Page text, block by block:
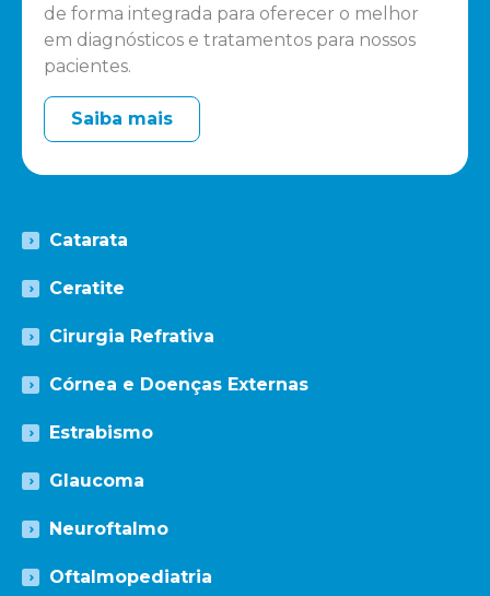
de forma integrada para oferecer o melhor
em diagnósticos e tratamentos para nossos
pacientes.
Saiba mais
Catarata
Ceratite
Cirurgia Refrativa
Córnea e Doenças Externas
Estrabismo
Glaucoma
Neuroftalmo
Oftalmopediatria